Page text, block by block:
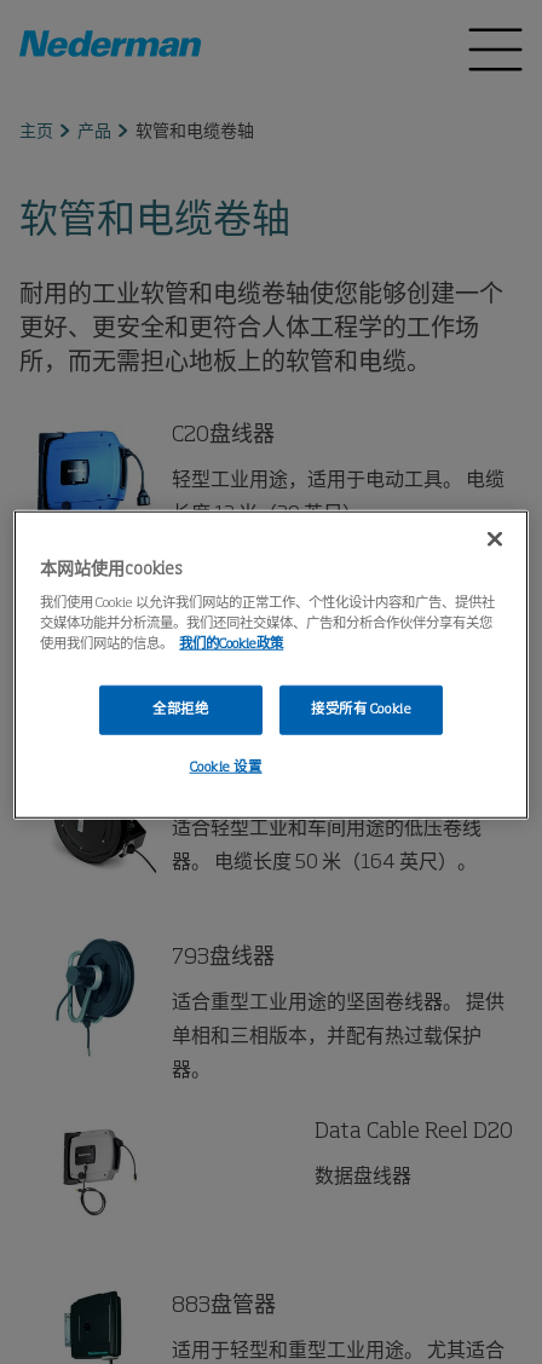
主页 产品 软管和电缆卷轴
软管和电缆卷轴
耐用的工业软管和电缆卷轴使您能够创建一个
更好、更安全和更符合人体工程学的工作场
所，而无需担心地板上的软管和电缆。
C20盘线器
轻型工业用途，适用于电动工具。 电缆
长度 12 米（39 英尺）。
C30 盘线器
轻工业中用于电动工具。线缆长度17米
(55ft)
适合轻型工业和车间用途的低压卷线
器。 电缆长度 50 米（164 英尺）。
793盘线器
适合重型工业用途的坚固卷线器。 提供
单相和三相版本，并配有热过载保护
器。
Data Cable Reel D20
数据盘线器
883盘管器
适用于轻型和重型工业用途。 尤其适合
本网站使用cookies
我们使用 Cookie 以允许我们网站的正常工作、个性化设计内容和广告、提供社
交媒体功能并分析流量。我们还同社交媒体、广告和分析合作伙伴分享有关您
使用我们网站的信息。 我们的Cookie政策
全部拒绝 接受所有 Cookie
Cookie 设置